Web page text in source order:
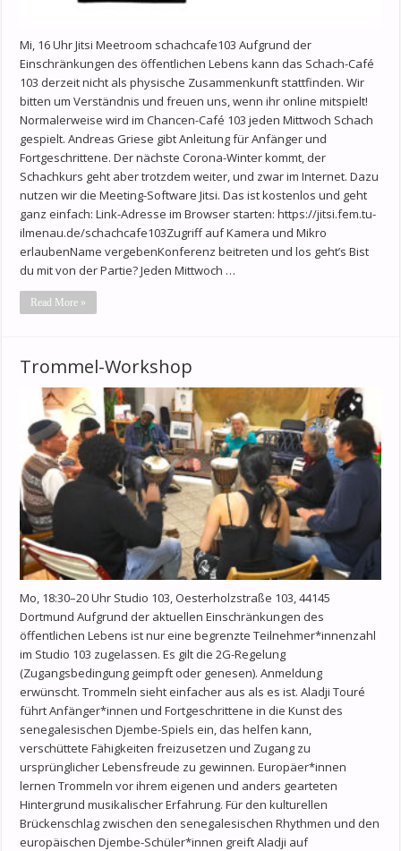
Mi, 16 Uhr Jitsi Meetroom schachcafe103 Aufgrund der
Einschränkungen des öffentlichen Lebens kann das Schach-Café
103 derzeit nicht als physische Zusammenkunft stattfinden. Wir
bitten um Verständnis und freuen uns, wenn ihr online mitspielt!
Normalerweise wird im Chancen-Café 103 jeden Mittwoch Schach
gespielt. Andreas Griese gibt Anleitung für Anfänger und
Fortgeschrittene. Der nächste Corona-Winter kommt, der
Schachkurs geht aber trotzdem weiter, und zwar im Internet. Dazu
nutzen wir die Meeting-Software Jitsi. Das ist kostenlos und geht
ganz einfach: Link-Adresse im Browser starten: https://jitsi.fem.tu-
ilmenau.de/schachcafe103Zugriff auf Kamera und Mikro
erlaubenName vergebenKonferenz beitreten und los geht’s Bist
du mit von der Partie? Jeden Mittwoch …
Read More »
Trommel-Workshop
Mo, 18:30–20 Uhr Studio 103, Oesterholzstraße 103, 44145
Dortmund Aufgrund der aktuellen Einschränkungen des
öffentlichen Lebens ist nur eine begrenzte Teilnehmer*innenzahl
im Studio 103 zugelassen. Es gilt die 2G-Regelung
(Zugangsbedingung geimpft oder genesen). Anmeldung
erwünscht. Trommeln sieht einfacher aus als es ist. Aladji Touré
führt Anfänger*innen und Fortgeschrittene in die Kunst des
senegalesischen Djembe-Spiels ein, das helfen kann,
verschüttete Fähigkeiten freizusetzen und Zugang zu
ursprünglicher Lebensfreude zu gewinnen. Europäer*innen
lernen Trommeln vor ihrem eigenen und anders gearteten
Hintergrund musikalischer Erfahrung. Für den kulturellen
Brückenschlag zwischen den senegalesischen Rhythmen und den
europäischen Djembe-Schüler*innen greift Aladji auf